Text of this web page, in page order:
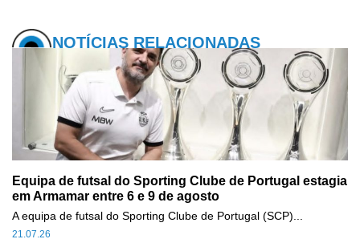
NOTÍCIAS RELACIONADAS
Equipa de futsal do Sporting Clube de Portugal estagia
em Armamar entre 6 e 9 de agosto
21.07.26
A equipa de futsal do Sporting Clube de Portugal (SCP)...